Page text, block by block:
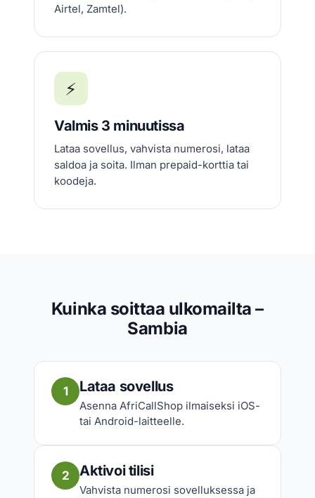
Airtel, Zamtel).
⚡
Valmis 3 minuutissa
Lataa sovellus, vahvista numerosi, lataa
saldoa ja soita. Ilman prepaid-korttia tai
koodeja.
Kuinka soittaa ulkomailta –
Sambia
1 Lataa sovellus
Asenna AfriCallShop ilmaiseksi iOS-
tai Android-laitteelle.
2 Aktivoi tilisi
Vahvista numerosi sovelluksessa ja